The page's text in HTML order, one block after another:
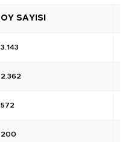
OY SAYISI
3.143
2.362
572
200